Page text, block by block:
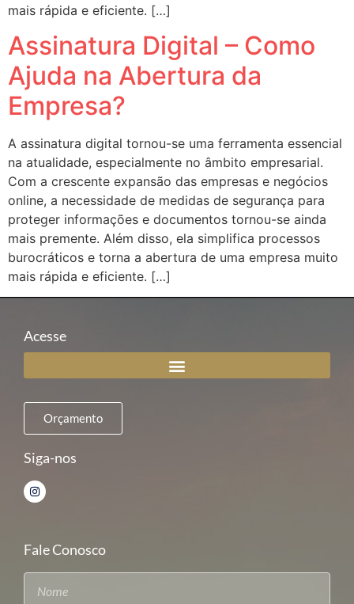
mais rápida e eficiente. […]
Assinatura Digital – Como
Ajuda na Abertura da
Empresa?
A assinatura digital tornou-se uma ferramenta essencial
na atualidade, especialmente no âmbito empresarial.
Com a crescente expansão das empresas e negócios
online, a necessidade de medidas de segurança para
proteger informações e documentos tornou-se ainda
mais premente. Além disso, ela simplifica processos
burocráticos e torna a abertura de uma empresa muito
mais rápida e eficiente. […]
Acesse
Orçamento
Siga-nos
Fale Conosco